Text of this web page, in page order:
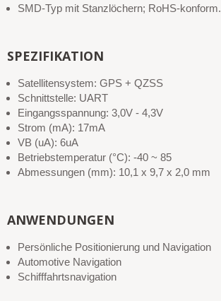
SMD-Typ mit Stanzlöchern; RoHS-konform.
SPEZIFIKATION
Satellitensystem: GPS + QZSS
Schnittstelle: UART
Eingangsspannung: 3,0V - 4,3V
Strom (mA): 17mA
VB (uA): 6uA
Betriebstemperatur (°C): -40 ~ 85
Abmessungen (mm): 10,1 x 9,7 x 2,0 mm
ANWENDUNGEN
Persönliche Positionierung und Navigation
Automotive Navigation
Schifffahrtsnavigation